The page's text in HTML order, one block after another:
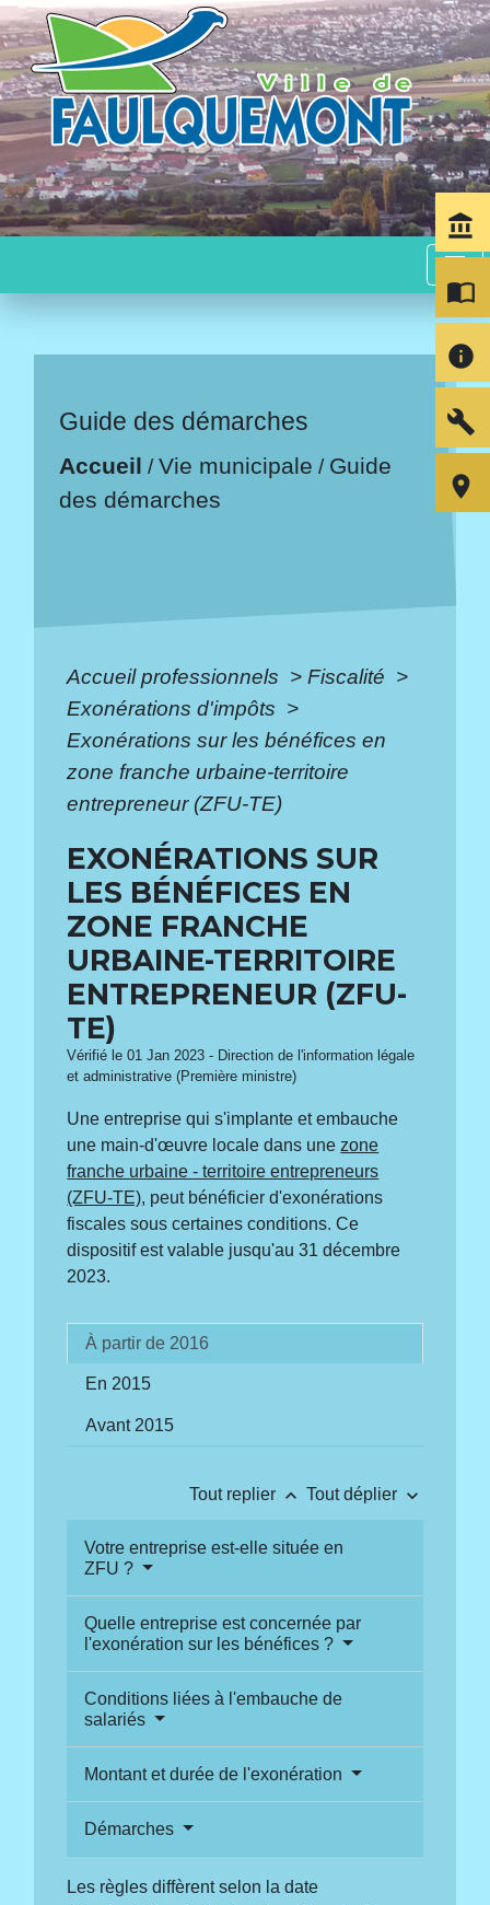
menu
Guide des démarches
Accueil /Vie municipale / Guide
des démarches
Accueil professionnels > Fiscalité >
Exonérations d'impôts >
Exonérations sur les bénéfices en
zone franche urbaine-territoire
entrepreneur (ZFU-TE)
EXONÉRATIONS SUR
LES BÉNÉFICES EN
ZONE FRANCHE
URBAINE-TERRITOIRE
ENTREPRENEUR (ZFU-
TE)
Vérifié le 01 Jan 2023 - Direction de l'information légale
et administrative (Première ministre)
Une entreprise qui s'implante et embauche
une main-d'œuvre locale dans une zone
franche urbaine - territoire entrepreneurs
(ZFU-TE), peut bénéficier d'exonérations
fiscales sous certaines conditions. Ce
dispositif est valable jusqu'au 31 décembre
2023.
À partir de 2016
En 2015
Avant 2015
Tout replier keyboard_arrow_up Tout déplier keyboard_arrow_down
Votre entreprise est-elle située en
ZFU ?
Quelle entreprise est concernée par
l'exonération sur les bénéfices ?
Conditions liées à l'embauche de
salariés
Montant et durée de l'exonération
Démarches
Les règles diffèrent selon la date
account_balance
import_contacts
info
build
room